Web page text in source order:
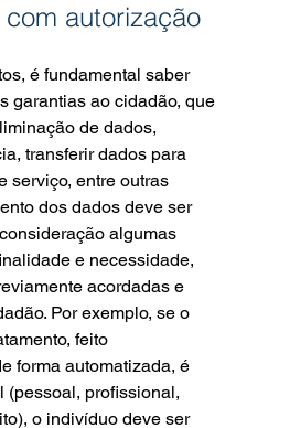
autorização
é fundamental saber
garantias ao cidadão, que
de dados,
transferir dados para
serviço, entre outras
dos dados deve ser
algumas
e necessidade,
acordadas e
Por exemplo, se o
feito
forma automatizada, é
(pessoal, profissional,
o indivíduo deve ser